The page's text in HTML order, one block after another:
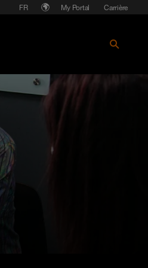
Langue My Portal Carrière